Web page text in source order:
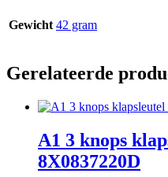
Gewicht 42 gram
Gerelateerde
A1 3 knops
8X0837220D